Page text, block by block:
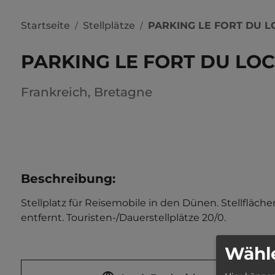
Startseite / Stellplätze / PARKING LE FORT DU
PARKING LE FORT DU
Frankreich, Bretagne
Beschreibung:
Stellplatz für Reisemobile in den Dünen.
entfernt. Touristen-/Dauerstellplätze 20/0.